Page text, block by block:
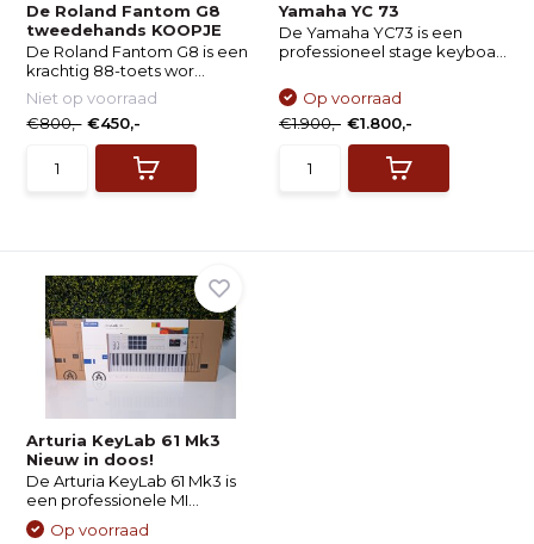
De Roland Fantom G8
tweedehands KOOPJE
De Roland Fantom G8 is een
krachtig 88-toets wor...
Niet op voorraad
€800,- €450,-
Yamaha YC 73
De Yamaha YC73 is een
professioneel stage keyboa...
Op voorraad
€1.900,- €1.800,-
Arturia KeyLab 61 Mk3
Nieuw in doos!
De Arturia KeyLab 61 Mk3 is
een professionele MI...
Op voorraad